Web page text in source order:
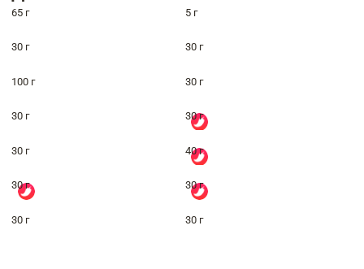
65 г 5 г
30 г 30 г
100 г 30 г
30 г 30 г
30 г 40 г
30 г 30 г
30 г 30 г